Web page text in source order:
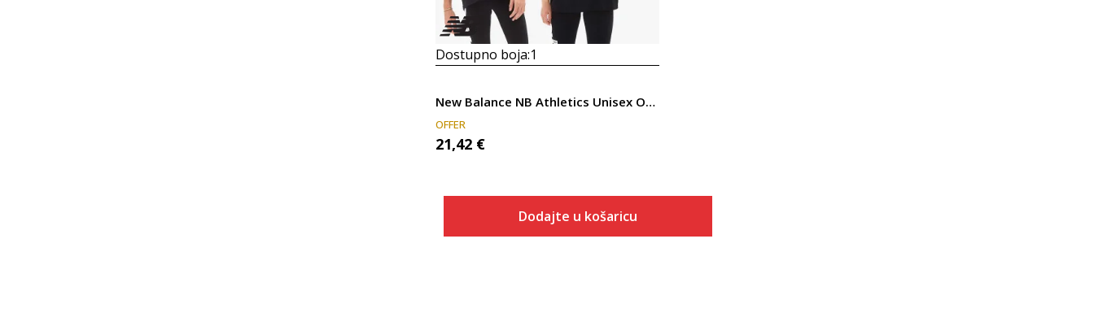
Dostupno boja:1
New Balance NB Athletics Unisex Out of Bounds Tee
OFFER
21,42 €
Dodajte u košaricu